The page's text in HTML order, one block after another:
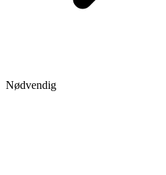
Nødvendig